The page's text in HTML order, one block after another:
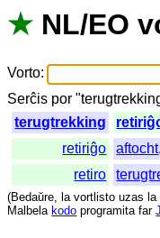
★ NL/EO
Vorto:
Serĉis por "
terugtrekking
retiriĝo
aftocht,
retiro
(Bedaŭre, la vortlisto uzas la
Malbela kodo programita far